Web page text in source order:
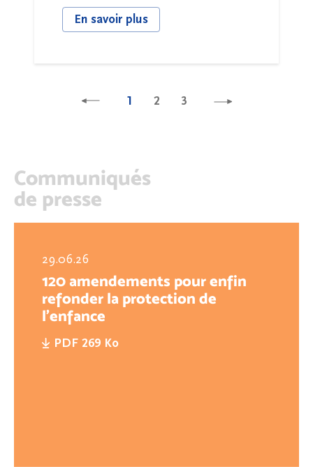
En savoir plus
1 2 3
Communiqués
de presse
29.06.26
120 amendements pour enfin
refonder la protection de
l'enfance
PDF 269 Ko